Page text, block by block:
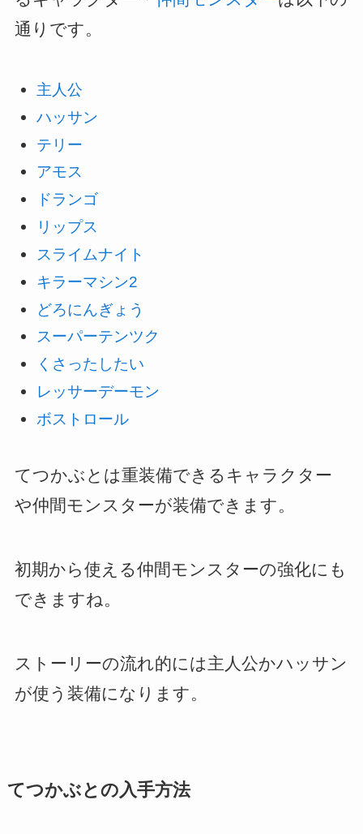
通りです。
主人公
ハッサン
テリー
アモス
ドランゴ
リップス
スライムナイト
キラーマシン2
どろにんぎょう
スーパーテンツク
くさったしたい
レッサーデーモン
ボストロール
てつかぶとは重装備できるキャラクター
や仲間モンスターが装備できます。
初期から使える仲間モンスターの強化にも
できますね。
ストーリーの流れ的には主人公かハッサン
が使う装備になります。
てつかぶとの入手方法